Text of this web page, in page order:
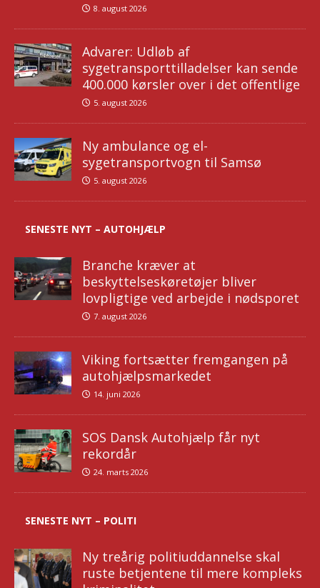
8. august 2026
Advarer: Udløb af
sygetransporttilladelser kan sende
400.000 kørsler over i det offentlige
5. august 2026
Ny ambulance og el-
sygetransportvogn til Samsø
5. august 2026
SENESTE NYT – AUTOHJÆLP
Branche kræver at
beskyttelseskøretøjer bliver
lovpligtige ved arbejde i nødsporet
7. august 2026
Viking fortsætter fremgangen på
autohjælpsmarkedet
14. juni 2026
SOS Dansk Autohjælp får nyt
rekordår
24. marts 2026
SENESTE NYT – POLITI
Ny treårig politiuddannelse skal
ruste betjentene til mere kompleks